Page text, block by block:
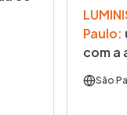
Paulo:
com a
São